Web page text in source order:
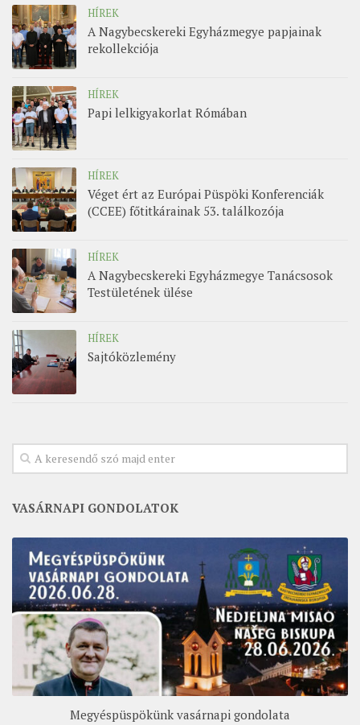
HÍREK
A Nagybecskereki Egyházmegye papjainak
rekollekciója
HÍREK
Papi lelkigyakorlat Rómában
HÍREK
Véget ért az Európai Püspöki Konferenciák
(CCEE) főtitkárainak 53. találkozója
HÍREK
A Nagybecskereki Egyházmegye Tanácsosok
Testületének ülése
HÍREK
Sajtóközlemény
VASÁRNAPI GONDOLATOK
Megyéspüspökünk vasárnapi gondolata